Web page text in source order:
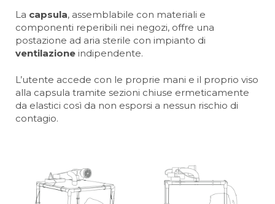
La capsula, assemblabile con materiali e
componenti reperibili nei negozi, offre una
postazione ad aria sterile con impianto di
ventilazione indipendente.
L’utente accede con le proprie mani e il proprio viso
alla capsula tramite sezioni chiuse ermeticamente
da elastici così da non esporsi a nessun rischio di
contagio.